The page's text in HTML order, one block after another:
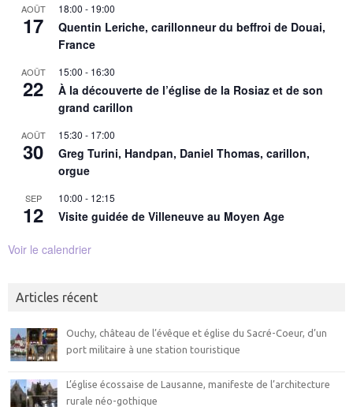
AOÛT
17
18:00 - 19:00
Quentin Leriche, carillonneur du beffroi de Douai,
France
AOÛT
22
15:00 - 16:30
À la découverte de l’église de la Rosiaz et de son
grand carillon
AOÛT
30
15:30 - 17:00
Greg Turini, Handpan, Daniel Thomas, carillon,
orgue
SEP
12
10:00 - 12:15
Visite guidée de Villeneuve au Moyen Age
Voir le calendrier
Articles récent
Ouchy, château de l’évêque et église du Sacré-Coeur, d’un
port militaire à une station touristique
L’église écossaise de Lausanne, manifeste de l’architecture
rurale néo-gothique